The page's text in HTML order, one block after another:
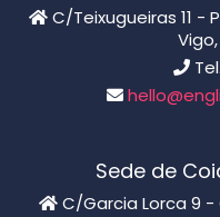
C/Teixugueiras 11 -
Sede de
C/Garcia Lorca 9 -